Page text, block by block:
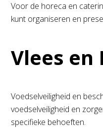
Voor de horeca en
kunt organiseren en
Vlees en
Voedselveiligheid en
voedselveiligheid en
specifieke behoeften.